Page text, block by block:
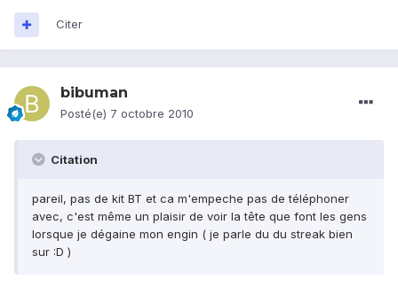
Citer
bibuman
Posté(e) 7 octobre 2010
Citation
pareil, pas de kit BT et ca m'empeche pas de téléphoner
avec, c'est même un plaisir de voir la tête que font les gens
lorsque je dégaine mon engin ( je parle du du streak bien
sur :D )